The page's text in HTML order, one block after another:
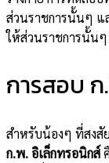
ส่วนราชการนั้นๆ แ
ให้ส่วนราชการนั้นๆ
การสอบ
สำหรับน้องๆ ที่สงสั
ก.พ. อิเล็กทรอนิกส์